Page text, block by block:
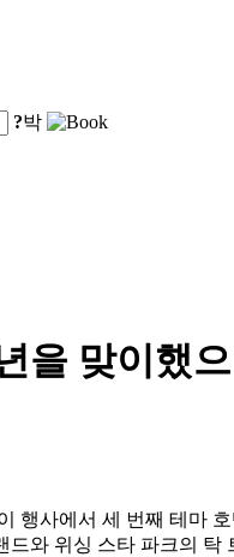
?박
을 맞이했
사에서 세 번째 테마
와 위싱 스타 파크의